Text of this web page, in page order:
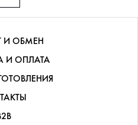
И ОБМЕН
И ОПЛАТА